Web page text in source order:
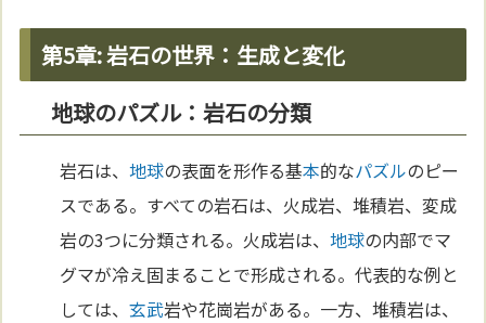
第5章: 岩石の世界：生成と変化
地球のパズル：岩石の分類
岩石は、地球の表面を形作る基本的なパズルのピー
スである。すべての岩石は、火成岩、堆積岩、変成
岩の3つに分類される。火成岩は、地球の内部でマ
グマが冷え固まることで形成される。代表的な例と
しては、玄武岩や花崗岩がある。一方、堆積岩は、